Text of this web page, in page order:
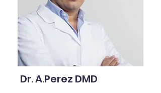
Dr. A.Perez DMD